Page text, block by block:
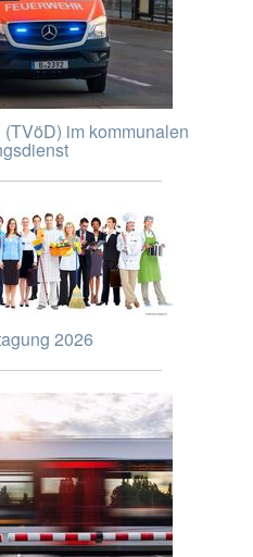
im kommunalen
2026